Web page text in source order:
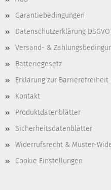
Garantiebedingungen
Datenschutzerklärung DSGVO
Versand- &
Batteriegesetz
Erklärung zur Barrierefreiheit
Kontakt
Produktdatenblätter
Sicherheitsdatenblätter
Widerrufsrecht & Muster-
Cookie Einstellungen